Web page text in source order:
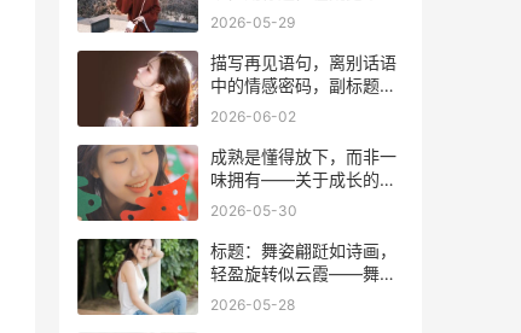
找回声
2026-05-29
描写再见语句，离别话语
中的情感密码，副标题，
编辑眼中的告别艺术
2026-06-02
成熟是懂得放下，而非一
味拥有——关于成长的辩
证思考
2026-05-30
标题：舞姿翩跹如诗画，
轻盈旋转似云霞——舞蹈
动作的优美描写
2026-05-28